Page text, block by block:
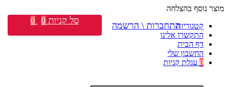
מוצר נוסף בהצלחה
קטגוריות
התקשרו אלינו
דף הבית
החשבון שלי
0 עגלת קניות
התחברות \ הרשמה סל קניות 0
0